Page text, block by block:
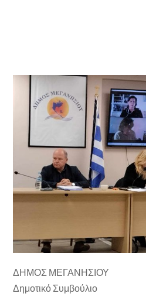
ΔΗΜΟΣ ΜΕΓΑΝΗΣΙΟΥ
Δημοτικό Συμβούλιο